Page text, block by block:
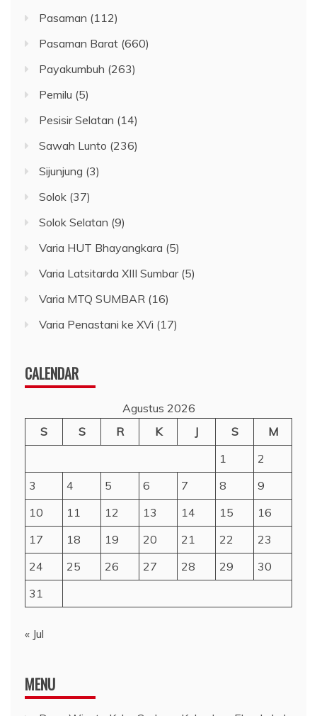
Pasaman (112)
Pasaman Barat (660)
Payakumbuh (263)
Pemilu (5)
Pesisir Selatan (14)
Sawah Lunto (236)
Sijunjung (3)
Solok (37)
Solok Selatan (9)
Varia HUT Bhayangkara (5)
Varia Latsitarda XIII Sumbar(5)
Varia MTQ SUMBAR (16)
Varia Penastani ke XVi (17)
CALENDAR
Agustus 2026
S
S R K J S
M
1
2
3
4 5 6 7 8
9
10
11 12 13 14 15
16
17
18 19 20 21 22
23
24
25 26 27 28 29
30
31
« Jul
MENU